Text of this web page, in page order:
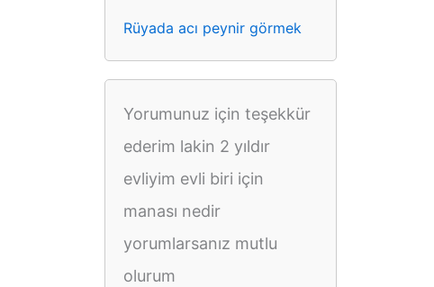
Rüyada acı peynir görmek
Yorumunuz için teşekkür
ederim lakin 2 yıldır
evliyim evli biri için
manası nedir
yorumlarsanız mutlu
olurum